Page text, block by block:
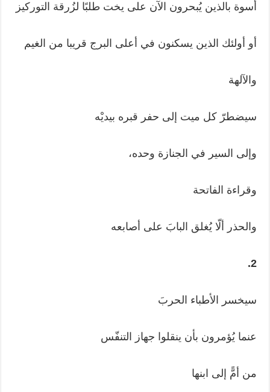
أسوة بالذين يُبحرون الآن على يخت طلبًا لزُرقة التوركيز
أو أولئك الذين يسكنون في أعلى البرج قريبا من الغيم
والآلهة
سيضطرّ كل ميت إلى حفر قبره بيديْه
وإلى السير في الجنازة وحده،
وقراءة الفاتحة
والحذر ألّا يُغلق البابَ على أصابعه
2.
سيخسر الأطباء الحربَ
عنما يُؤمرون بأن ينقلوا جهاز التنفّس
من أمًّ إلى ابنها